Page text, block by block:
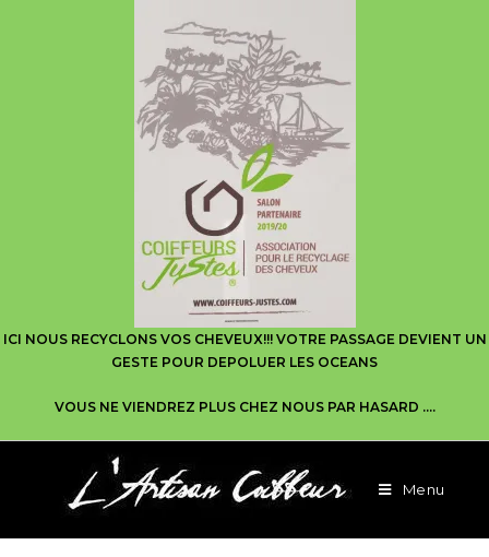
ICI NOUS RECYCLONS VOS CHEVEUX!!! VOTRE PASSAGE DEVIENT UN
GESTE POUR DEPOLUER LES OCEANS
VOUS NE VIENDREZ PLUS CHEZ NOUS PAR HASARD ….
Menu